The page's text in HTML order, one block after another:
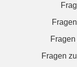
Fragen